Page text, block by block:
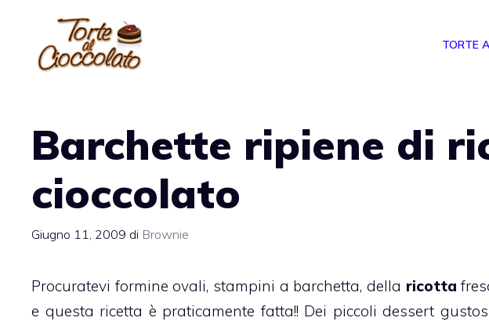
contenuto
TORTE
Barchette ripiene di
cioccolato
Giugno 11, 2009 di Brownie
Procuratevi formine ovali, stampini a barchetta, della ricotta
e questa ricetta è praticamente fatta!! Dei piccolidessert